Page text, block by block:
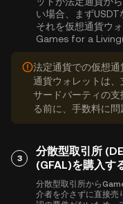
い場合、まずUSDT
それを仮想通貨ウ
Games for a
法定通貨での仮想
通貨ウォレットは、
サードパーティの
る前に、手数料に問
3
分散型取引所
(GFAL)を購入す
分散型取引所から
介者を介さずに直接売